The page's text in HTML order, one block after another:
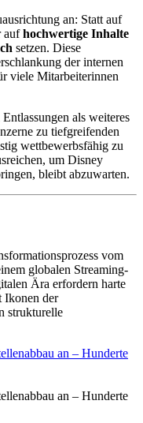
an: Statt auf
aufhochwertige Inhalte
setzen. Diese
der internen
viele Mitarbeiterinnen
als weiteres
zu tiefgreifenden
wettbewerbsfähig zu
um Disney
bleibt abzuwarten.
vom
globalen Streaming-
Ära erfordern harte
Ikonen der
strukturelle